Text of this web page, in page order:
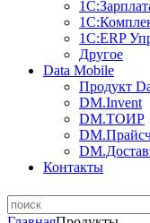
1С:ERP
Другое
Data Mobile
Продукт
DM.Invent
DM.ТОИР
Контакты